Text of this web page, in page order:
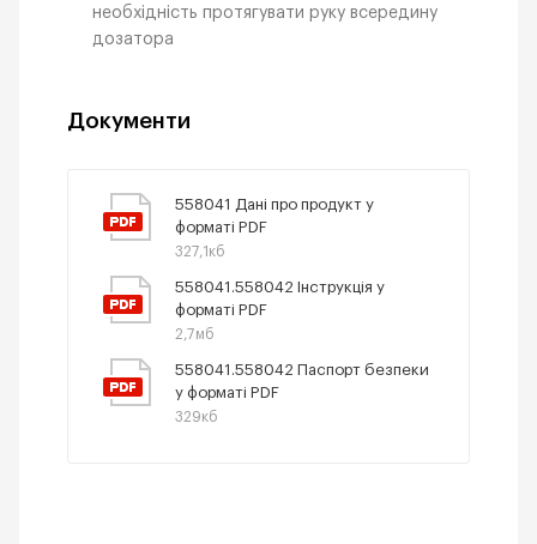
необхідність протягувати руку всередину
дозатора
Документи
558041 Дані про продукт у
форматі PDF
327,1кб
558041.558042 Інструкція у
форматі PDF
2,7мб
558041.558042 Паспорт безпеки
у форматі PDF
329кб